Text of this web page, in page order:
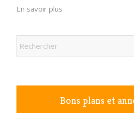
En savoir plus
Bons plans et